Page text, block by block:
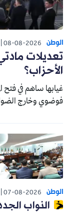
الوطن 08-08-2026
تعديلات
الأحزاب؟
غيابها ساهم في فتح
فوضوي وخارج
الوطن 07-08-2026
النواب